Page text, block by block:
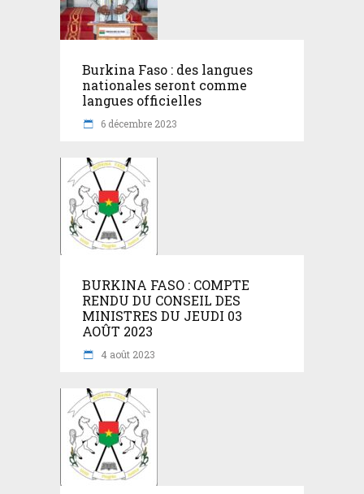
Burkina Faso : des langues
nationales seront comme
langues officielles
6 décembre 2023
BURKINA FASO : COMPTE
RENDU DU CONSEIL DES
MINISTRES DU JEUDI 03
AOÛT 2023
4 août 2023